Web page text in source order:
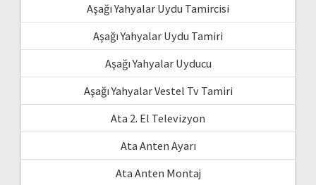
Aşağı Yahyalar Uydu Tamircisi
Aşağı Yahyalar Uydu Tamiri
Aşağı Yahyalar Uyducu
Aşağı Yahyalar Vestel Tv Tamiri
Ata 2. El Televizyon
Ata Anten Ayarı
Ata Anten Montaj